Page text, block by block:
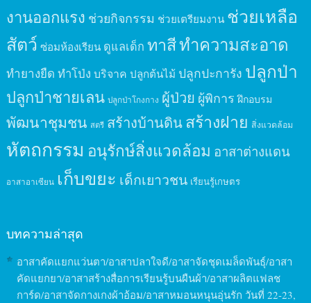
งานออกแรง ช่วยกิจกรรม ช่วยเตรียมงาน ช่วยเหลือ
สัตว์ ซ่อมห้องเรียน ดูแลเด็ก ทาสีทำความสะอาด
ทำยางยืด ทำโป่ง บริจาค ปลูกต้นไม้ ปลูกปะการัง ปลูกป่า
ปลูกป่าชายเลน ปลูกป่าโกงกาง ผู้ป่วย ผู้พิการ ฝึกอบรม
พัฒนาชุมชน สตรี สร้างบ้านดินสร้างฝาย สิ่งแวดล้อม
หัตถกรรม อนุรักษ์สิ่งแวดล้อม อาสาต่างแดน
อาสาอาเซียน เก็บขยะ เด็กเยาวชน เรียนรู้เกษตร
บทความล่าสุด
อาสาคัดแยกแว่นตา/อาสาปลาใจดี/อาสาจัดชุดเมล็ดพันธุ์/อาสา
คัดแยกยา/อาสาสร้างสื่อการเรียนรู้บนผืนผ้า/อาสาผลิตแฟลช
การ์ด/อาสาจัดกางเกงผ้าอ้อม/อาสาหมอนหนุนอุ่นรัก วันที่ 22-23,